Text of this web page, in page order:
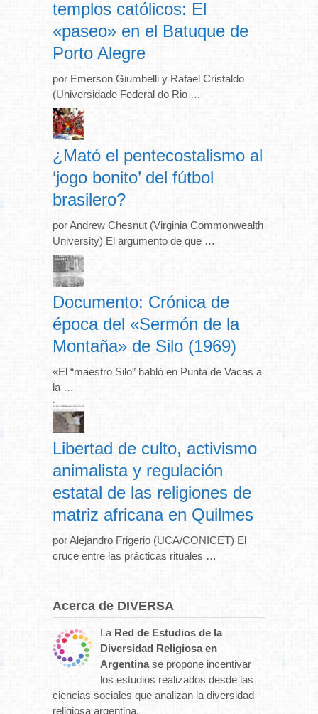
templos católicos: El
«paseo» en el Batuque de
Porto Alegre
por Emerson Giumbelli y Rafael Cristaldo
(Universidade Federal do Rio …
¿Mató el pentecostalismo al
‘jogo bonito’ del fútbol
brasilero?
por Andrew Chesnut (Virginia Commonwealth
University) El argumento de que …
Documento: Crónica de
época del «Sermón de la
Montaña» de Silo (1969)
«El “maestro Silo” habló en Punta de Vacas a
la …
Libertad de culto, activismo
animalista y regulación
estatal de las religiones de
matriz africana en Quilmes
por Alejandro Frigerio (UCA/CONICET) El
cruce entre las prácticas rituales …
Acerca de DIVERSA
La Red de Estudios de la
Diversidad Religiosa en
Argentinase propone incentivar
los estudios realizados desde las
ciencias sociales que analizan la diversidad
religiosa argentina.